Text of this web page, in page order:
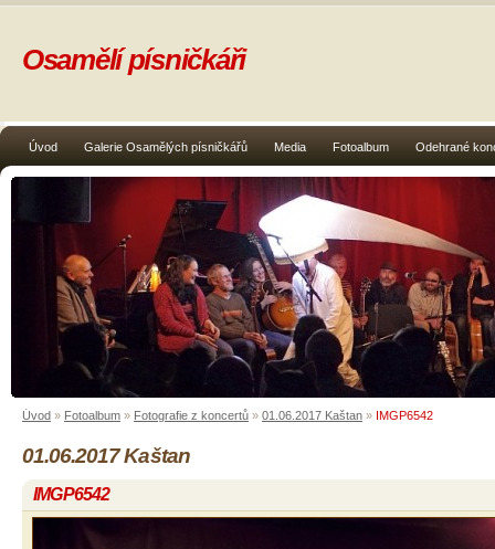
Úvod Galerie Osamělých písničkářů Media Fotoalbum Odehrané
Osamělí písničkáři
Úvod » Fotoalbum » Fotografie z koncertů » 01.06.2017 Kaštan » IMGP6542
01.06.2017 Kaštan
IMGP6542